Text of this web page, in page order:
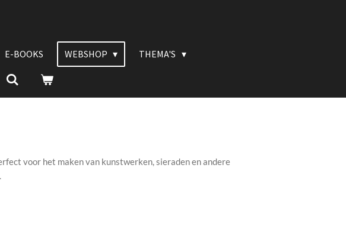
E-BOOKS WEBSHOP THEMA'S
voor het maken van kunstwerken, sieraden en andere